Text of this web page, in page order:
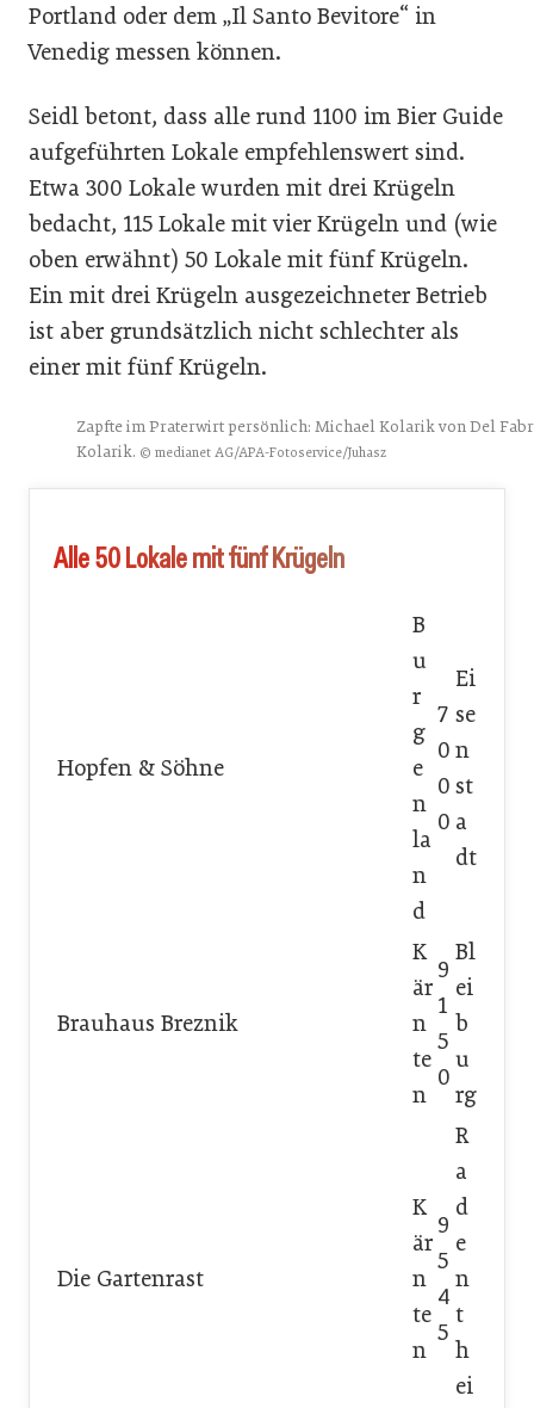
Portland oder dem „Il Santo Bevitore“ in
Venedig messen können.
Seidl betont, dass alle rund 1100 im Bier Guide
aufgeführten Lokale empfehlenswert sind.
Etwa 300 Lokale wurden mit drei Krügeln
bedacht, 115 Lokale mit vier Krügeln und (wie
oben erwähnt) 50 Lokale mit fünf Krügeln.
Ein mit drei Krügeln ausgezeichneter Betrieb
ist aber grundsätzlich nicht schlechter als
einer mit fünf Krügeln.
Zapfte im Praterwirt persönlich: Michael Kolarik von Del
Kolarik. © medianet AG/APA-Fotoservice/Juhasz
Alle 50 Lokale mit fünf Krügeln
Hopfen & Söhne
B
u
r
g
e
n
la
n
d
7
0
0
0
Ei
se
n
st
a
dt
Brauhaus Breznik
K
är
n
te
n
9
1
5
0
Bl
ei
b
u
rg
Die Gartenrast
K
är
n
te
n
9
5
4
5
R
a
d
e
n
t
h
ei